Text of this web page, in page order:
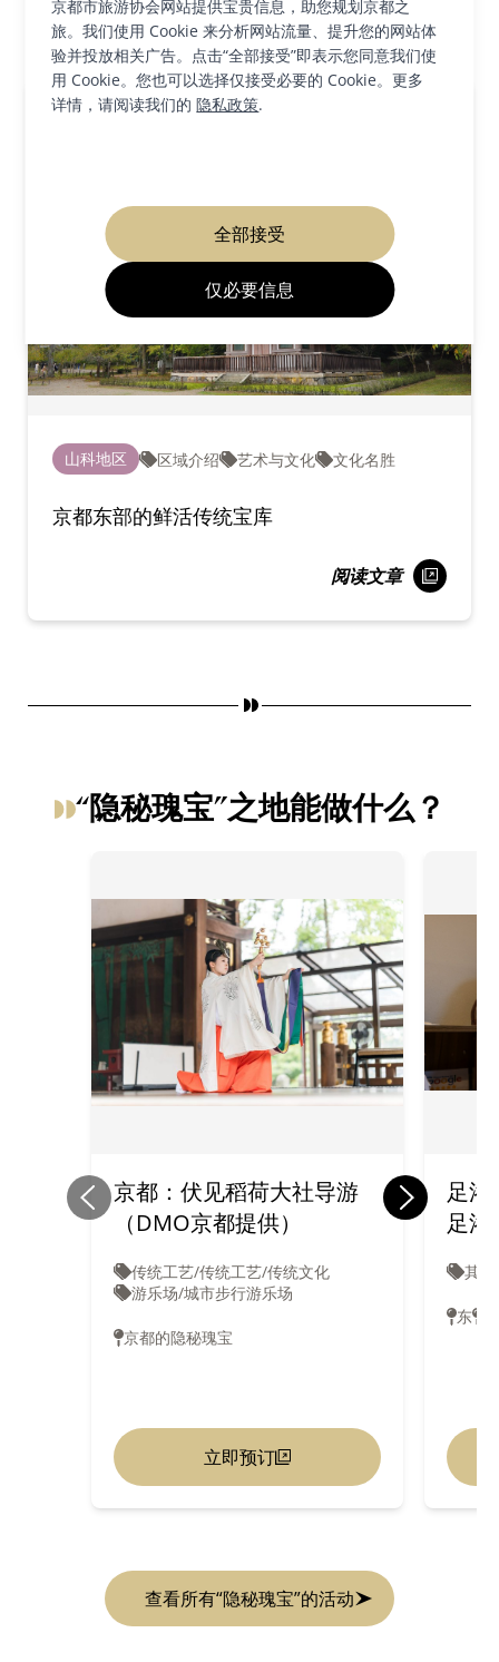
京都市旅游协会网站提供宝贵信息，助您规划京都之
旅。我们使用 Cookie 来分析网站流量、提升您的网站体
验并投放相关广告。点击“全部接受”即表示您同意我们使
用 Cookie。您也可以选择仅接受必要的 Cookie。更多
详情，请阅读我们的隐私政策.
全部接受
仅必要信息
1结果
山科地区 区域介绍 艺术与文化 文化名胜
京都东部的鲜活传统宝库
阅读文章
“隐秘瑰宝”之地能做什么？
京都：伏见稻荷大社导游
（DMO京都提供）
传统工艺/传统工艺/传统文化
游乐场/城市步行游乐场
京都的隐秘瑰宝
立即预订
足浴
足浴
其他
东
查看所有“隐秘瑰宝”的活动